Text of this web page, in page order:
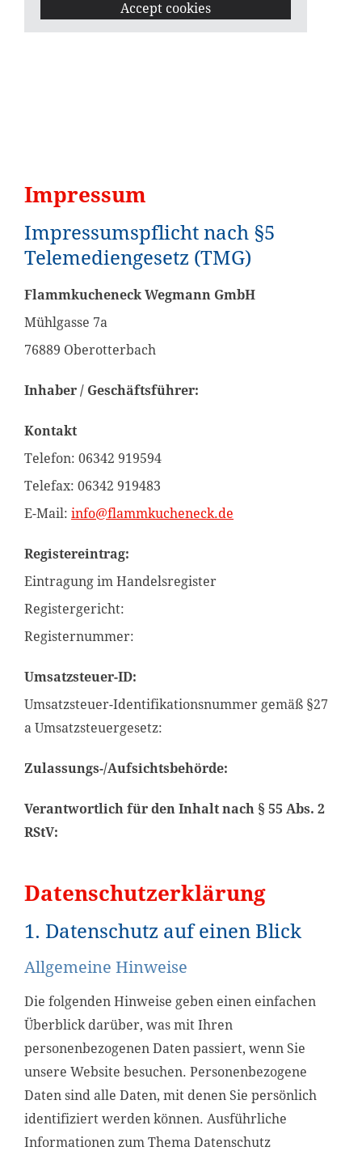
Accept cookies
Impressum
Impressumspflicht nach §5
Telemediengesetz (TMG)
Flammkucheneck Wegmann GmbH
Mühlgasse 7a
76889 Oberotterbach
Inhaber / Geschäftsführer:
Kontakt
Telefon: 06342 919594
Telefax: 06342 919483
E-Mail: info@flammkucheneck.de
Registereintrag:
Eintragung im Handelsregister
Registergericht:
Registernummer:
Umsatzsteuer-ID:
Umsatzsteuer-Identifikationsnummer gemäß §27
a Umsatzsteuergesetz:
Zulassungs-/Aufsichtsbehörde:
Verantwortlich für den Inhalt nach § 55 Abs. 2
RStV:
Datenschutzerklärung
1. Datenschutz auf einen Blick
Allgemeine Hinweise
Die folgenden Hinweise geben einen einfachen
Überblick darüber, was mit Ihren
personenbezogenen Daten passiert, wenn Sie
unsere Website besuchen. Personenbezogene
Daten sind alle Daten, mit denen Sie persönlich
identifiziert werden können. Ausführliche
Informationen zum Thema Datenschutz